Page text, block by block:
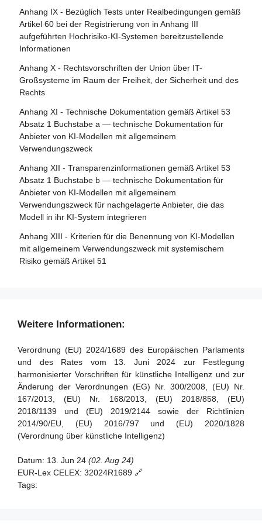
Artikel 84 - Unionsstrukturen zur Unterstützung der
Prüfung von KI
Artikel 85 - Recht auf Beschwerde bei einer
Marktüberwachungsbehörde
Artikel 86 - Recht auf Erläuterung der
Entscheidungsfindung im Einzelfall
Artikel 87 - Meldung von Verstößen und Schutz von
Hinweisgebern
Abschnitt 5 - Aufsicht, Ermittlung, Durchsetzung und
Überwachung in Bezug auf Anbieter von KI-Modellen mit
allgemeinem Verwendungszweck
Artikel 88 - Durchsetzung der Pflichten der Anbieter von
KI-Modellen mit allgemeinem Verwendungszweck
Artikel 89 - Überwachungsmaßnahmen
Artikel 93 - Befugnis zur Aufforderung zu Maßnahmen
Artikel 94 - Verfahrensrechte der Wirtschaftsakteure des
KI-Modells mit allgemeinem Verwendungszweck
Anhang IX - Bezüglich Tests unter Realbedingungen gemäß
Artikel 60 bei der Registrierung von in Anhang III
aufgeführten Hochrisiko-KI-Systemen bereitzustellende
Informationen
Anhang X - Rechtsvorschriften der Union über IT-
Großsysteme im Raum der Freiheit, der Sicherheit und des
Rechts
Anhang XI - Technische Dokumentation gemäß Artikel 53
Absatz 1 Buchstabe a — technische Dokumentation für
Anbieter von KI-Modellen mit allgemeinem
Verwendungszweck
Anhang XII - Transparenzinformationen gemäß Artikel 53
Absatz 1 Buchstabe b — technische Dokumentation für
Anbieter von KI-Modellen mit allgemeinem
Verwendungszweck für nachgelagerte Anbieter, die das
Modell in ihr KI-System integrieren
Anhang XIII - Kriterien für die Benennung von KI-Modellen
mit allgemeinem Verwendungszweck mit systemischem
Risiko gemäß Artikel 51
Weitere Informationen:
Verordnung (EU) 2024/1689 des Europäischen Parlaments
und des Rates vom 13. Juni 2024 zur Festlegung
harmonisierter Vorschriften für künstliche Intelligenz und zur
Änderung der Verordnungen (EG) Nr. 300/2008, (EU) Nr.
167/2013, (EU) Nr. 168/2013, (EU) 2018/858, (EU)
2018/1139 und (EU) 2019/2144 sowie der Richtlinien
2014/90/EU, (EU) 2016/797 und (EU) 2020/1828
(Verordnung über künstliche Intelligenz)
Datum: 13. Jun 24 (02. Aug 24)
EUR-Lex CELEX: 32024R1689 🔗
Tags: